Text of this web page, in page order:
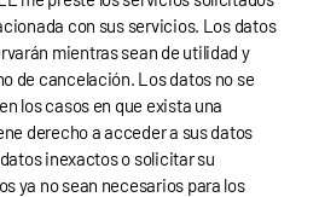
con sus servicios. Los datos
mientras sean de utilidad y
de cancelación. Los datos no se
los casos en que exista una
derecho a acceder a sus datos
inexactos o solicitar su
ya no sean necesarios para los